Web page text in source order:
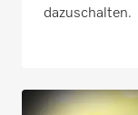
dazuschalten.